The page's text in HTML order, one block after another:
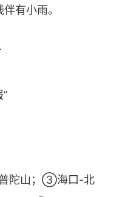
有小雨。
陀山；③海口-北